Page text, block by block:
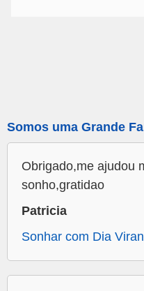
Somos uma Grande
Obrigado,me ajudou
sonho,gratidao
Patricia
Sonhar com Dia